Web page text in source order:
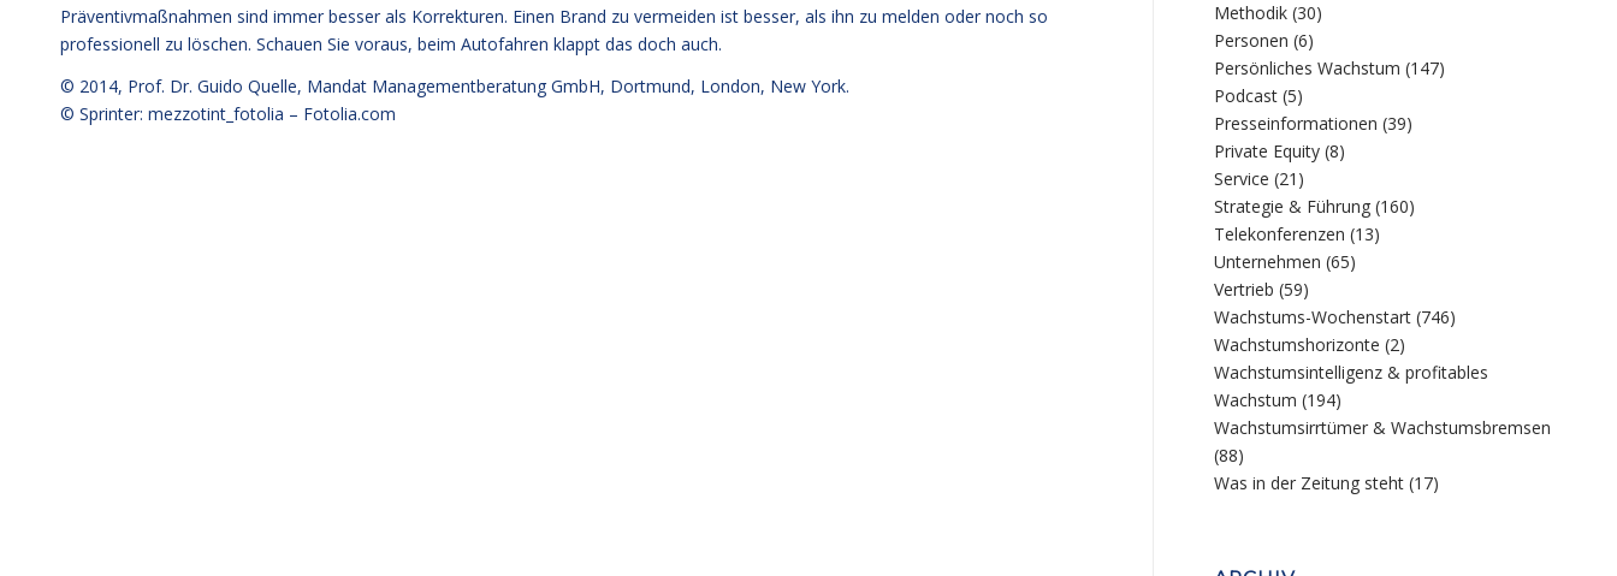
Präventivmaßnahmen sind immer besser als Korrekturen. Einen Brand zu vermeiden ist besser, als ihn zu melden oder noch so
professionell zu löschen. Schauen Sie voraus, beim Autofahren klappt das doch auch.
© 2014, Prof. Dr. Guido Quelle, Mandat Managementberatung GmbH, Dortmund, London, New York.
© Sprinter: mezzotint_fotolia – Fotolia.com
Methodik (30)
Personen (6)
Persönliches Wachstum (147)
Podcast (5)
Presseinformationen (39)
Private Equity (8)
Service (21)
Strategie & Führung (160)
Telekonferenzen (13)
Unternehmen (65)
Vertrieb (59)
Wachstums-Wochenstart (746)
Wachstumshorizonte (2)
Wachstumsintelligenz & profitables
Wachstum (194)
Wachstumsirrtümer & Wachstumsbremsen
(88)
Was in der Zeitung steht (17)